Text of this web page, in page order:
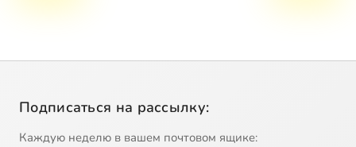
Подписаться на рассылку:
Каждую неделю в вашем почтовом ящике: